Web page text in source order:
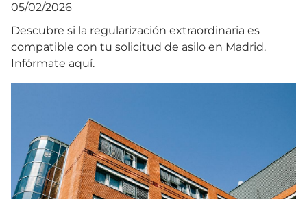
05/02/2026
Descubre si la regularización extraordinaria es
compatible con tu solicitud de asilo en Madrid.
Infórmate aquí.